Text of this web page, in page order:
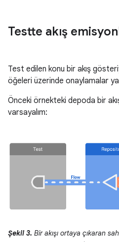
Testte akış
Test edilen konu bir akış
öğeleri üzerinde onaylamalar
Önceki örnekteki depoda bir
varsayalım:
Şekil 3. Bir akışı ortaya çıkaran